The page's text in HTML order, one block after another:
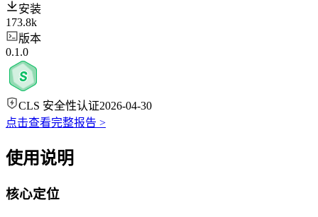
安装
173.8k
版本
0.1.0
CLS 安全性认证2026-04-30
点击查看完整报告 >
使用说明
核心定位